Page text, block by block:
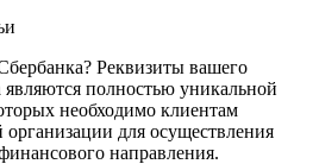
Реквизиты вашего
полностью уникальной
необходимо клиентам
для осуществления
направления.